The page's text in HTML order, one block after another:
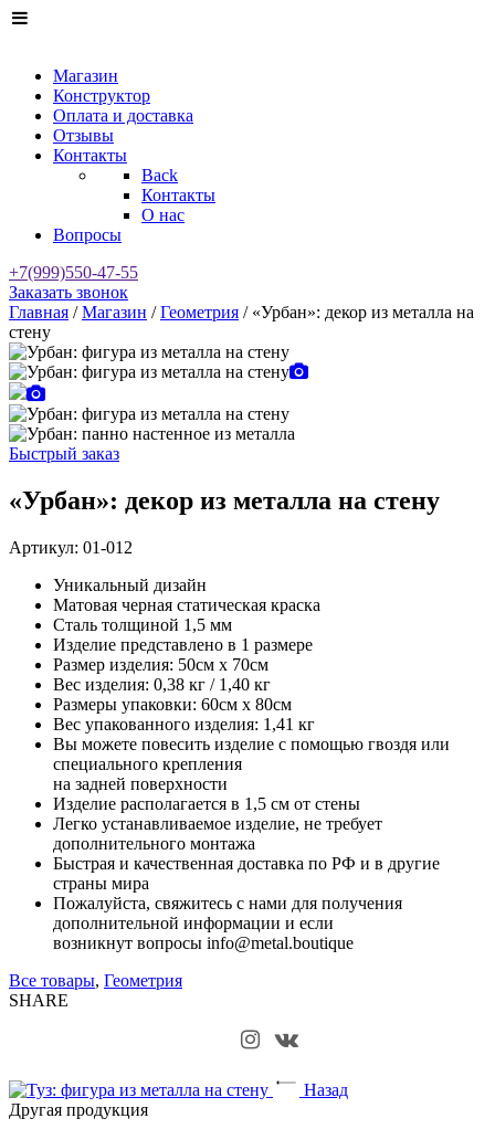
Магазин
Конструктор
Оплата и доставка
Отзывы
Контакты
Back
Контакты
О нас
Вопросы
+7(999)550-47-55
Заказать звонок
Главная /Магазин /Геометрия / «Урбан»: декор из металла на
стену
Быстрый заказ
«Урбан»: декор из металла на стену
Артикул: 01-012
Уникальный дизайн
Матовая черная статическая краска
Сталь толщиной 1,5 мм
Изделие представлено в 1 размере
Размер изделия: 50см x 70см
Вес изделия: 0,38 кг / 1,40 кг
Размеры упаковки: 60см х 80см
Вес упакованного изделия: 1,41 кг
Вы можете повесить изделие с помощью гвоздя или
специального крепления
на задней поверхности
Изделие располагается в 1,5 см от стены
Легко устанавливаемое изделие, не требует
дополнительного монтажа
Быстрая и качественная доставка по РФ и в другие
страны мира
Пожалуйста, свяжитесь с нами для получения
дополнительной информации и если
возникнут вопросы info@metal.boutique
Все товары, Геометрия
SHARE
Назад
Другая продукция